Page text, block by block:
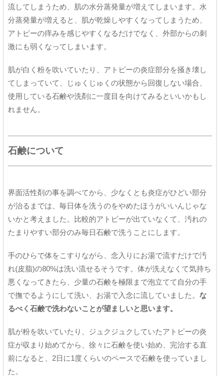
流してしまうため、肌の水分蒸発量が増えてしまいます。水
分蒸発量が増えると、肌が乾燥しやすくなってしまうため、
アトピーの痒みを感じやすくなるだけでなく、外部からの刺
激にも弱くなってしまいます。
肌が白く粉を吹いていたり、アトピーの炎症部分を掻き壊し
てしまっていて、じゅくじゅくの状態から回復しない場合、
使用している石鹸や洗剤に一度目を向けてみるといいかもし
れません。
石鹸について
界面活性剤の事を調べてから、少なくとも炎症がひどい部分
が治るまでは、毎日体を洗うのをやめたほうがいいんじゃな
いかと考えました。比較的アトピーが出ていなくて、汚れの
たまりやすい部分のみ毎日石鹸で洗うことにします。
手のひらで体をこすりながら、念入りにお湯で流すだけで汚
れ(皮脂)の80%は洗い流せるそうです。体が洗えなくて気持ち
悪くなってきたら、少量の石鹸を極限まで泡立てて自分の手
で撫でるようにして洗い、お湯で入念に流していました。 な
るべく石鹸で洗わないことが望ましいと思います。
肌が粉を吹いていたり、ジュクジュクしていたアトピーの炎
症が収まり始めてから、徐々に石鹸を使い始め、完治する直
前になると、2日に1度くらいのペースで石鹸を使っていまし
た。